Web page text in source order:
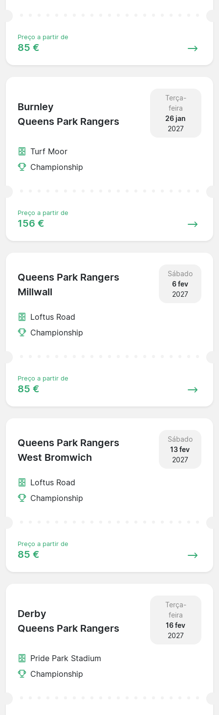
Preço a partir de
85 €
Burnley
Queens Park Rangers
Terça-
feira
26 jan
2027
Turf Moor
Championship
Preço a partir de
156 €
Queens Park Rangers
Millwall
Sábado
6 fev
2027
Loftus Road
Championship
Preço a partir de
85 €
Queens Park Rangers
West Bromwich
Sábado
13 fev
2027
Loftus Road
Championship
Preço a partir de
85 €
Derby
Queens Park Rangers
Terça-
feira
16 fev
2027
Pride Park Stadium
Championship